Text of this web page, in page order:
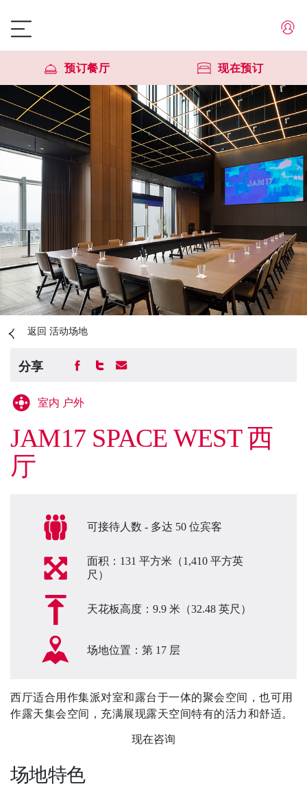
预订餐厅 现在预订
返回 活动场地
分享
室内 户外
JAM17 SPACE WEST 西
厅
可接待人数 - 多达 50 位宾客
面积：131 平方米（1,410 平方英
尺）
天花板高度：9.9 米（32.48 英尺）
场地位置：第 17 层
西厅适合用作集派对室和露台于一体的聚会空间，也可用
作露天集会空间，充满展现露天空间特有的活力和舒适。
现在咨询
场地特色